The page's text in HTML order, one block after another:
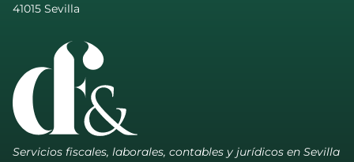
41015 Sevilla
Servicios fiscales, laborales, contables y jurídicos en Sevilla